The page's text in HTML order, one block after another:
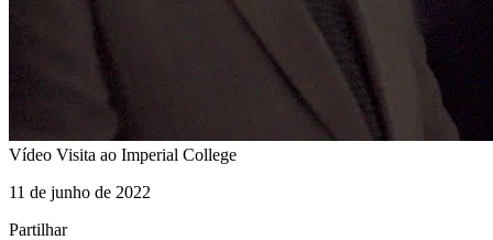
Vídeo Visita ao Imperial College
11 de junho de 2022
Partilhar